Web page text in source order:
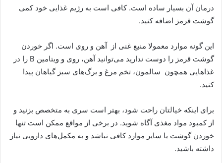
درمان آن بسیار ساده است. کافی است به رژیم غذایی خود کمی
گوشت قرمز اضافه کنید.
این گونه موارد معمولا منبع غنی از آهن و روی است. اگر خوردن
گوشت قرمز را دوست ندارید می‌توانید آهن، روی و ویتامین B را در
غذاهایی همچون سالمون، تخم مرغ و برگ‌های سبز گیاهان پیدا
کنید.
برای اینکه خیالتان راحت شود، بهتر است سری به متخصص بزنید و
از کمبود مواد مغذی آگاه شوید. در برخی از مواقع ممکن است تنها
خوردن گوشت یا سایر موارد کافی نباشد و به مکمل‌های دارویی نیاز
داشته باشید.